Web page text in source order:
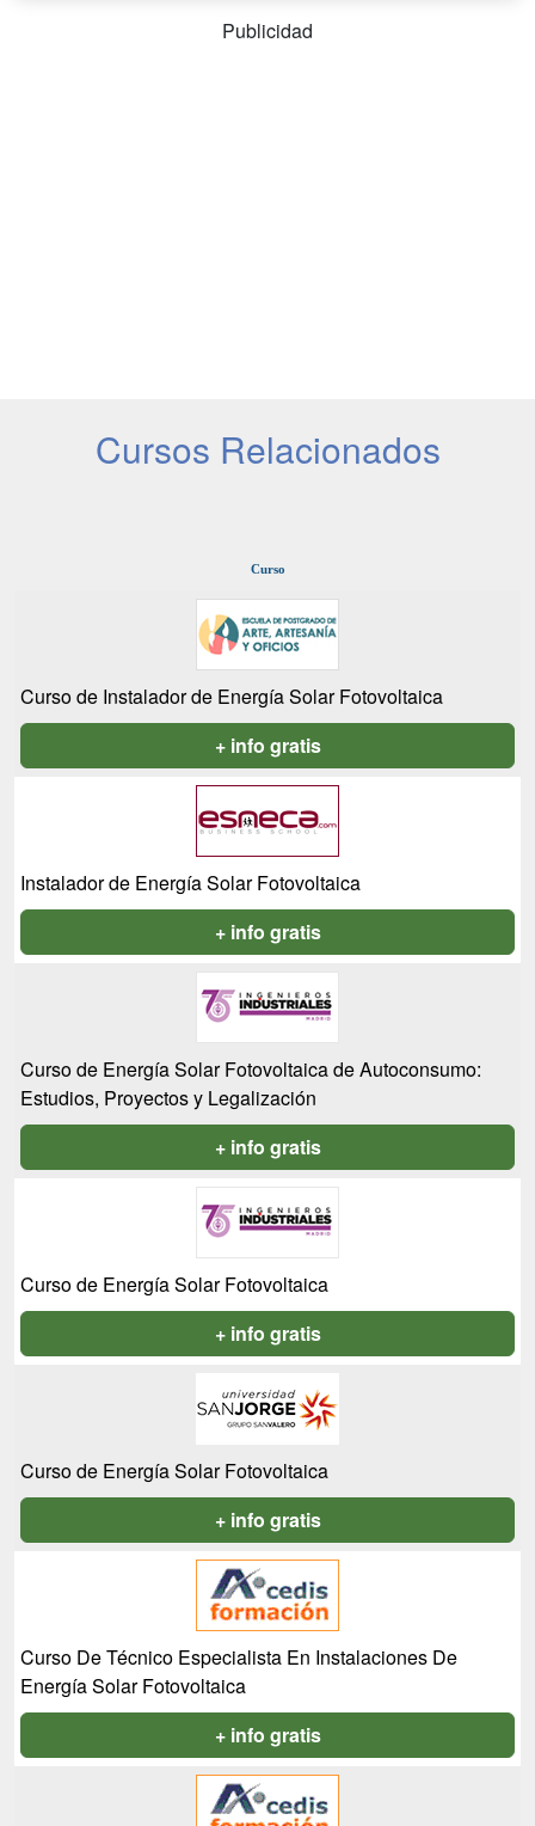
Publicidad
Cursos Relacionados
Curso
Curso de Instalador de Energía Solar Fotovoltaica
+ info gratis
Instalador de Energía Solar Fotovoltaica
+ info gratis
Curso de Energía Solar Fotovoltaica de Autoconsumo:
Estudios, Proyectos y Legalización
+ info gratis
Curso de Energía Solar Fotovoltaica
+ info gratis
Curso de Energía Solar Fotovoltaica
+ info gratis
Curso De Técnico Especialista En Instalaciones De
Energía Solar Fotovoltaica
+ info gratis